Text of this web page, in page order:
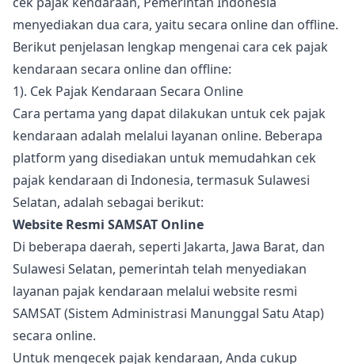
menyediakan dua cara, yaitu secara online dan offline.
Berikut penjelasan lengkap mengenai cara cek pajak
kendaraan secara online dan offline:
1). Cek Pajak Kendaraan Secara Online
Cara pertama yang dapat dilakukan untuk cek pajak
kendaraan adalah melalui layanan online. Beberapa
platform yang disediakan untuk memudahkan cek
pajak kendaraan di Indonesia, termasuk Sulawesi
Selatan, adalah sebagai berikut:
Website Resmi SAMSAT Online
Di beberapa daerah, seperti Jakarta, Jawa Barat, dan
Sulawesi Selatan, pemerintah telah menyediakan
layanan pajak kendaraan melalui website resmi
SAMSAT (Sistem Administrasi Manunggal Satu Atap)
secara online.
Untuk mengecek pajak kendaraan, Anda cukup